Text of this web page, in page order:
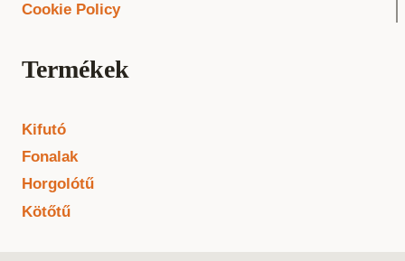
Cookie Policy
Termékek
Kifutó
Fonalak
Horgolótű
Kötőtű